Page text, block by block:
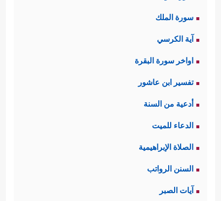
سورة الملك
آية الكرسي
اواخر سورة البقرة
تفسير ابن عاشور
أدعية من السنة
الدعاء للميت
الصلاة الإبراهيمية
السنن الرواتب
آيات الصبر